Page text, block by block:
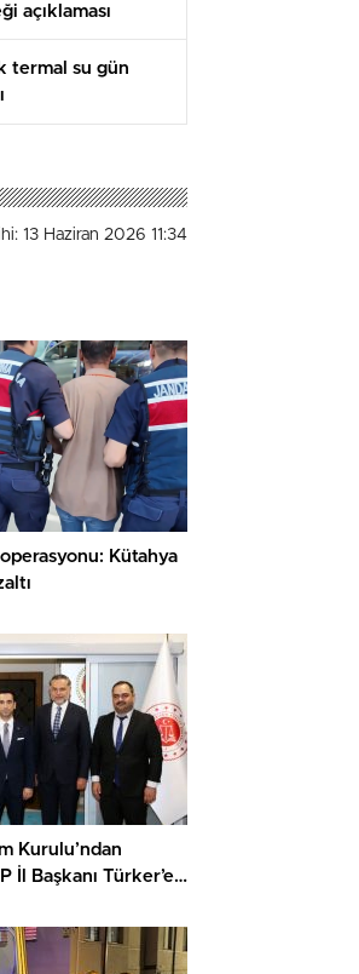
açıklaması
termal su gün
13 Haziran 2026 11:34
Kütahya
Kurulu’ndan
İl Başkanı Türker’e